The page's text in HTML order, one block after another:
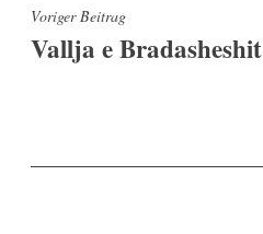
Beitragsnavigation
Voriger Beitrag
Vallja e Bradasheshit